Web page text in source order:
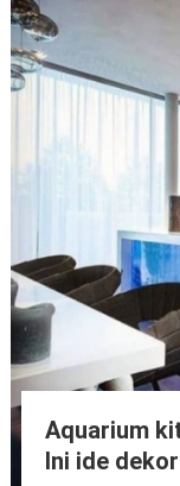
Aquarium
Ini ide